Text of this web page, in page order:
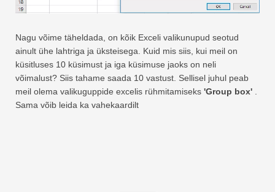
Nagu võime täheldada, on kõik Exceli valikunupud seotud
ainult ühe lahtriga ja üksteisega. Kuid mis siis, kui meil on
küsitluses 10 küsimust ja iga küsimuse jaoks on neli
võimalust? Siis tahame saada 10 vastust. Sellisel juhul peab
meil olema valikuguppide excelis rühmitamiseks 'Group box' .
Sama võib leida ka vahekaardilt